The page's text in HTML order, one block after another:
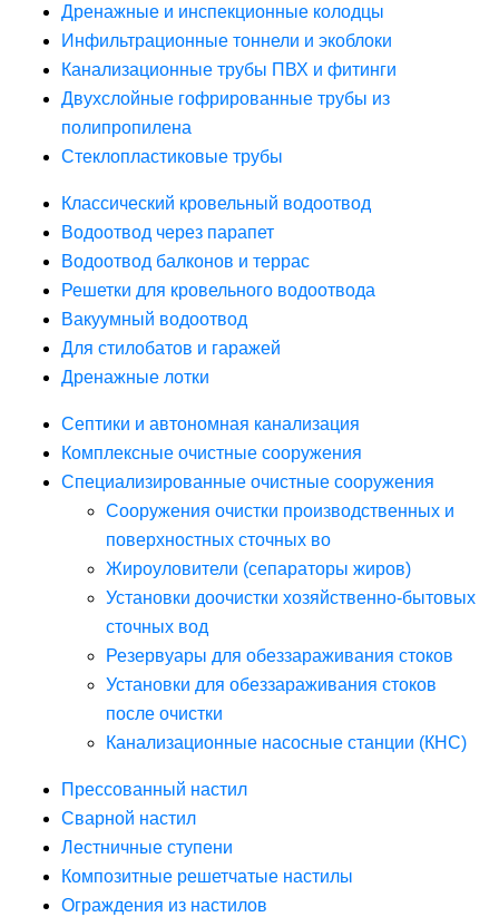
Дренажные и инспекционные колодцы
Инфильтрационные тоннели и экоблоки
Канализационные трубы ПВХ и фитинги
Двухслойные гофрированные трубы из
полипропилена
Стеклопластиковые трубы
Классический кровельный водоотвод
Водоотвод через парапет
Водоотвод балконов и террас
Решетки для кровельного водоотвода
Вакуумный водоотвод
Для стилобатов и гаражей
Дренажные лотки
Септики и автономная канализация
Комплексные очистные сооружения
Специализированные очистные сооружения
Сооружения очистки производственных и
поверхностных сточных во
Жироуловители (сепараторы жиров)
Установки доочистки хозяйственно-бытовых
сточных вод
Резервуары для обеззараживания стоков
Установки для обеззараживания стоков
после очистки
Канализационные насосные станции (КНС)
Прессованный настил
Сварной настил
Лестничные ступени
Композитные решетчатые настилы
Ограждения из настилов